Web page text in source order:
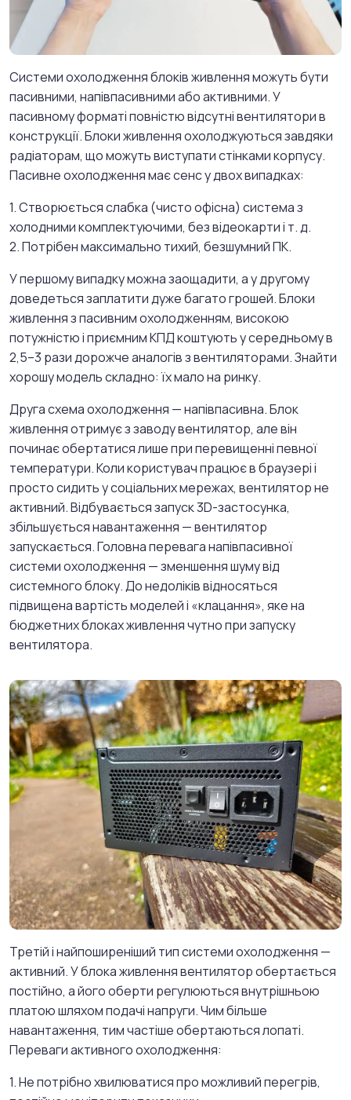
Системи охолодження блоків живлення можуть бути
пасивними, напівпасивними або активними. У
пасивному форматі повністю відсутні вентилятори в
конструкції. Блоки живлення охолоджуються завдяки
радіаторам, що можуть виступати стінками корпусу.
Пасивне охолодження має сенс у двох випадках:
1. Створюється слабка (чисто офісна) система з
холодними комплектуючими, без відеокарти і т. д.
2. Потрібен максимально тихий, безшумний ПК.
У першому випадку можна заощадити, а у другому
доведеться заплатити дуже багато грошей. Блоки
живлення з пасивним охолодженням, високою
потужністю і приємним КПД коштують у середньому в
2,5–3 рази дорожче аналогів з вентиляторами. Знайти
хорошу модель складно: їх мало на ринку.
Друга схема охолодження — напівпасивна. Блок
живлення отримує з заводу вентилятор, але він
починає обертатися лише при перевищенні певної
температури. Коли користувач працює в браузері і
просто сидить у соціальних мережах, вентилятор не
активний. Відбувається запуск 3D-застосунка,
збільшується навантаження — вентилятор
запускається. Головна перевага напівпасивної
системи охолодження — зменшення шуму від
системного блоку. До недоліків відносяться
підвищена вартість моделей і «клацання», яке на
бюджетних блоках живлення чутно при запуску
вентилятора.
Третій і найпоширеніший тип системи охолодження —
активний. У блока живлення вентилятор обертається
постійно, а його оберти регулюються внутрішньою
платою шляхом подачі напруги. Чим більше
навантаження, тим частіше обертаються лопаті.
Переваги активного охолодження:
1. Не потрібно хвилюватися про можливий перегрів,